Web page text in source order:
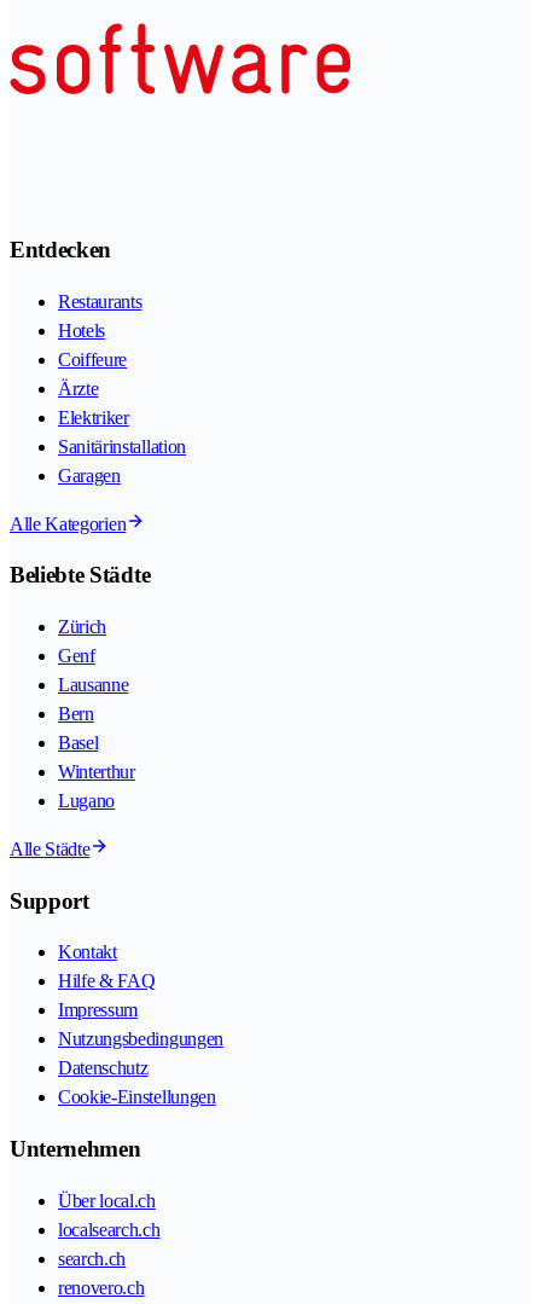
Entdecken
Restaurants
Hotels
Coiffeure
Ärzte
Elektriker
Sanitärinstallation
Garagen
Alle Kategorien
Beliebte Städte
Zürich
Genf
Lausanne
Bern
Basel
Winterthur
Lugano
Alle Städte
Support
Kontakt
Hilfe & FAQ
Impressum
Nutzungsbedingungen
Datenschutz
Cookie-Einstellungen
Unternehmen
Über local.ch
localsearch.ch
search.ch
renovero.ch